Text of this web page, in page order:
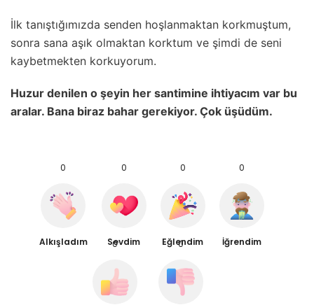
İlk tanıştığımızda senden hoşlanmaktan korkmuştum,
sonra sana aşık olmaktan korktum ve şimdi de seni
kaybetmekten korkuyorum.
Huzur denilen o şeyin her santimine ihtiyacım var bu
aralar. Bana biraz bahar gerekiyor. Çok üşüdüm.
0
Alkışladım
0
Sevdim
0
Eğlendim
0
İğrendim
0 0